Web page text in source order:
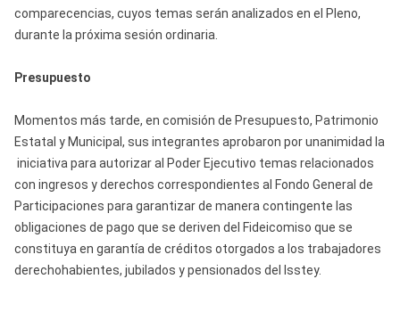
comparecencias, cuyos temas serán analizados en el Pleno,
durante la próxima sesión ordinaria.
Presupuesto
Momentos más tarde, en comisión de Presupuesto, Patrimonio
Estatal y Municipal, sus integrantes aprobaron por unanimidad la
iniciativa para autorizar al Poder Ejecutivo temas relacionados
con ingresos y derechos correspondientes al Fondo General de
Participaciones para garantizar de manera contingente las
obligaciones de pago que se deriven del Fideicomiso que se
constituya en garantía de créditos otorgados a los trabajadores
derechohabientes, jubilados y pensionados del Isstey.